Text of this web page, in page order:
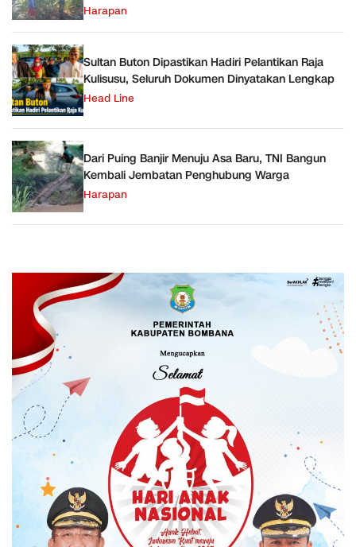
Harapan
Sultan Buton Dipastikan Hadiri Pelantikan Raja
Kulisusu, Seluruh Dokumen Dinyatakan Lengkap
Head Line
Dari Puing Banjir Menuju Asa Baru, TNI Bangun
Kembali Jembatan Penghubung Warga
Harapan